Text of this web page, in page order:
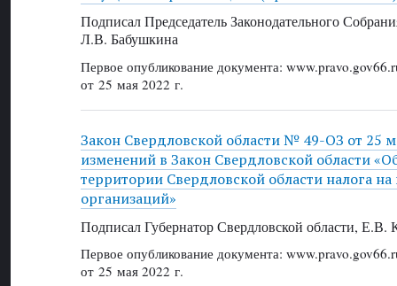
Подписал Председатель Законодательного
Л.В. Бабушкина
Первое опубликование документа:
от 25 мая 2022 г.
Закон Свердловской области № 49-ОЗ от 25
изменений в Закон Свердловской области
территории Свердловской области налога
организаций»
Подписал Губернатор Свердловской области, Е.В.
Первое опубликование документа:
от 25 мая 2022 г.